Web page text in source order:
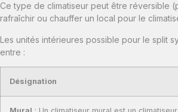
Ce type de climatiseur peut être réversible
rafraîchir ou chauffer un local pour le
Les unités intérieures possible pour le split
entre :
Désignation